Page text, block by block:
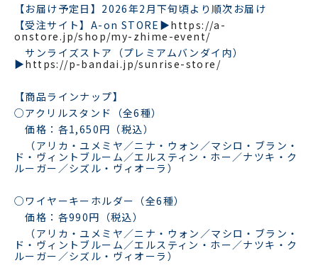
【お届け予定日】2026年2月下旬頃より順次お届け
【受注サイト】A-on STORE▶https://a-
onstore.jp/shop/my-zhime-event/
サンライズストア（プレミアムバンダイ内）
▶https://p-bandai.jp/sunrise-store/
【商品ラインナップ】
○アクリルスタンド（全6種）
価格：各1,650円（税込）
（アリカ・ユメミヤ／ニナ・ウォン／マシロ・ブラン・
ド・ヴィントブルーム／エルスティン・ホー／ナツキ・ク
ルーガー／シズル・ヴィオーラ）
○ワイヤーキーホルダー（全6種）
価格：各990円（税込）
（アリカ・ユメミヤ／ニナ・ウォン／マシロ・ブラン・
ド・ヴィントブルーム／エルスティン・ホー／ナツキ・ク
ルーガー／シズル・ヴィオーラ）